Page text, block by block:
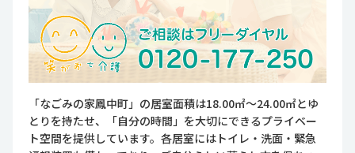
「なごみの家鳳中町」の居室面積は18.00㎡～24.00㎡とゆ
とりを持たせ、「自分の時間」を大切にできるプライベー
ト空間を提供しています。各居室にはトイレ・洗面・緊急